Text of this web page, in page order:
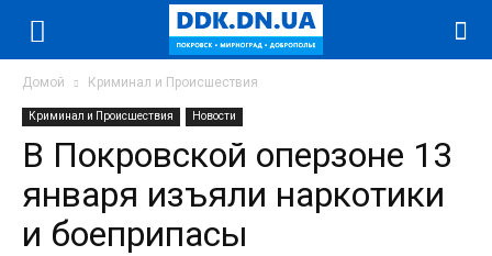
Домой Криминал и Происшествия
Криминал и Происшествия Новости
В Покровской оперзоне 13
января изъяли наркотики
и боеприпасы